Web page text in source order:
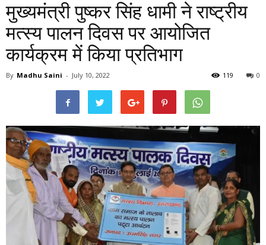
मुख्यमंत्री पुष्कर सिंह धामी ने राष्ट्रीय
मत्स्य पालन दिवस पर आयोजित
कार्यक्रम में किया प्रतिभाग
By Madhu Saini - July 10, 2022 0
119